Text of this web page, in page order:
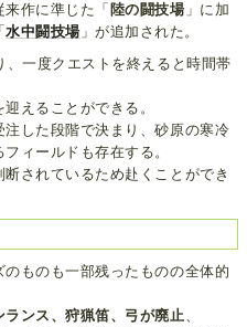
作に準じた「 陸の闘技場」に加
水中闘技場」が追加された。
、一度クエストを終えると時間帯
えることができる。
した段階で決まり、砂原の寒冷
ィールドも存在する。
されているため赴くことができ
ものも一部残ったものの全体的
ランス、狩猟笛、弓が廃止